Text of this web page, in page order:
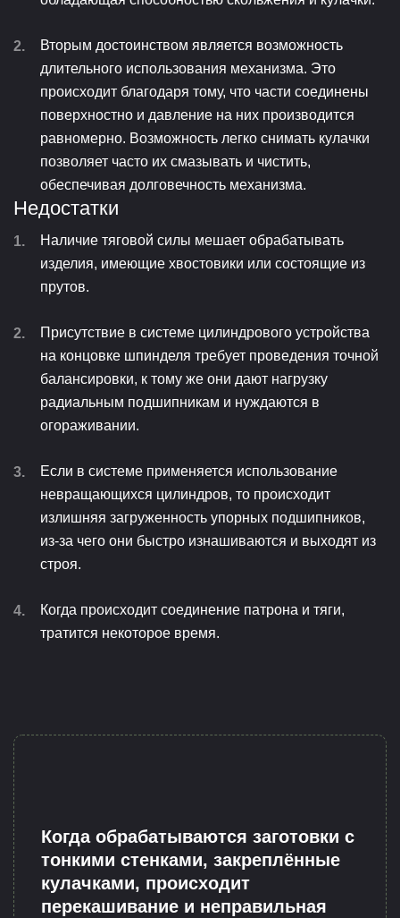
Вторым достоинством является возможность
длительного использования механизма. Это
происходит благодаря тому, что части соединены
поверхностно и давление на них производится
равномерно. Возможность легко снимать кулачки
позволяет часто их смазывать и чистить,
обеспечивая долговечность механизма.
Недостатки
Наличие тяговой силы мешает обрабатывать
изделия, имеющие хвостовики или состоящие из
прутов.
Присутствие в системе цилиндрового устройства
на концовке шпинделя требует проведения точной
балансировки, к тому же они дают нагрузку
радиальным подшипникам и нуждаются в
огораживании.
Если в системе применяется использование
невращающихся цилиндров, то происходит
излишняя загруженность упорных подшипников,
из-за чего они быстро изнашиваются и выходят из
строя.
Когда происходит соединение патрона и тяги,
тратится некоторое время.
Когда обрабатываются заготовки с
тонкими стенками, закреплённые
кулачками, происходит
перекашивание и неправильная